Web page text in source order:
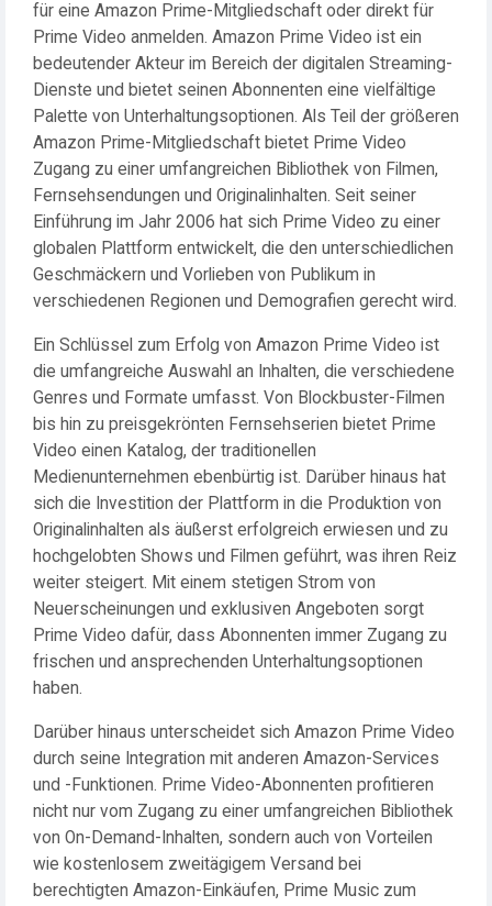
für eine Amazon Prime-Mitgliedschaft oder direkt für
Prime Video anmelden. Amazon Prime Video ist ein
bedeutender Akteur im Bereich der digitalen Streaming-
Dienste und bietet seinen Abonnenten eine vielfältige
Palette von Unterhaltungsoptionen. Als Teil der größeren
Amazon Prime-Mitgliedschaft bietet Prime Video
Zugang zu einer umfangreichen Bibliothek von Filmen,
Fernsehsendungen und Originalinhalten. Seit seiner
Einführung im Jahr 2006 hat sich Prime Video zu einer
globalen Plattform entwickelt, die den unterschiedlichen
Geschmäckern und Vorlieben von Publikum in
verschiedenen Regionen und Demografien gerecht wird.
Ein Schlüssel zum Erfolg von Amazon Prime Video ist
die umfangreiche Auswahl an Inhalten, die verschiedene
Genres und Formate umfasst. Von Blockbuster-Filmen
bis hin zu preisgekrönten Fernsehserien bietet Prime
Video einen Katalog, der traditionellen
Medienunternehmen ebenbürtig ist. Darüber hinaus hat
sich die Investition der Plattform in die Produktion von
Originalinhalten als äußerst erfolgreich erwiesen und zu
hochgelobten Shows und Filmen geführt, was ihren Reiz
weiter steigert. Mit einem stetigen Strom von
Neuerscheinungen und exklusiven Angeboten sorgt
Prime Video dafür, dass Abonnenten immer Zugang zu
frischen und ansprechenden Unterhaltungsoptionen
haben.
Darüber hinaus unterscheidet sich Amazon Prime Video
durch seine Integration mit anderen Amazon-Services
und -Funktionen. Prime Video-Abonnenten profitieren
nicht nur vom Zugang zu einer umfangreichen Bibliothek
von On-Demand-Inhalten, sondern auch von Vorteilen
wie kostenlosem zweitägigem Versand bei
berechtigten Amazon-Einkäufen, Prime Music zum